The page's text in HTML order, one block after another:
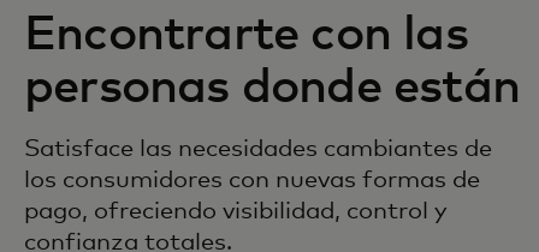
Encontrarte con las
personas donde están
Satisface las necesidades cambiantes de
los consumidores con nuevas formas de
pago, ofreciendo visibilidad, control y
confianza totales.